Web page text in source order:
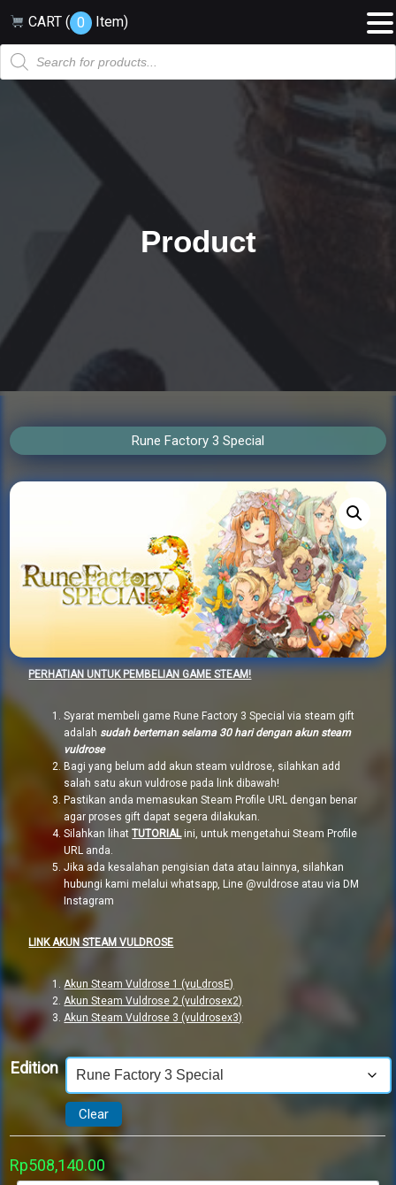
CART ( 0 Item)
Products
search
Product
Rune Factory 3 Special
PERHATIAN UNTUK PEMBELIAN GAME STEAM!
Syarat membeli game Rune Factory 3 Special via steam gift
adalah sudah berteman selama 30 hari dengan akun steam
vuldrose
Bagi yang belum add akun steam vuldrose, silahkan add
salah satu akun vuldrose pada link dibawah!
Pastikan anda memasukan Steam Profile URL dengan benar
agar proses gift dapat segera dilakukan.
Silahkan lihatTUTORIALini, untuk mengetahui Steam Profile
URL anda.
Jika ada kesalahan pengisian data atau lainnya, silahkan
hubungi kami melalui whatsapp, Line @vuldrose atau via DM
Instagram
LINK AKUN STEAM VULDROSE
Akun Steam Vuldrose 1 (vuLdrosE)
Akun Steam Vuldrose 2 (vuldrosex2)
Akun Steam Vuldrose 3 (vuldrosex3)
Edition
Clear
Rp508,140.00